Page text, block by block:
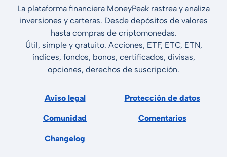
La plataforma financiera MoneyPeak rastrea y analiza
inversiones y carteras. Desde depósitos de valores
hasta compras de criptomonedas.
Útil, simple y gratuito. Acciones, ETF, ETC, ETN,
índices, fondos, bonos, certificados, divisas,
opciones, derechos de suscripción.
Aviso legal Protección de datos
Comunidad Comentarios
Changelog